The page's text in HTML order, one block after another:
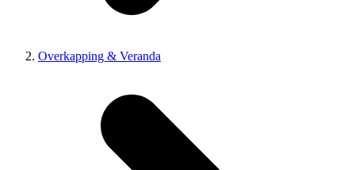
Overkapping & Veranda